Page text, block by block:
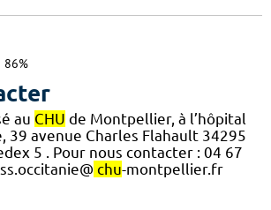
86%
au CHU de Montpellier, à l’hôpital
39 avenue Charles Flahault 34295
5 . Pour nous contacter : 04 67
chu-montpellier.fr